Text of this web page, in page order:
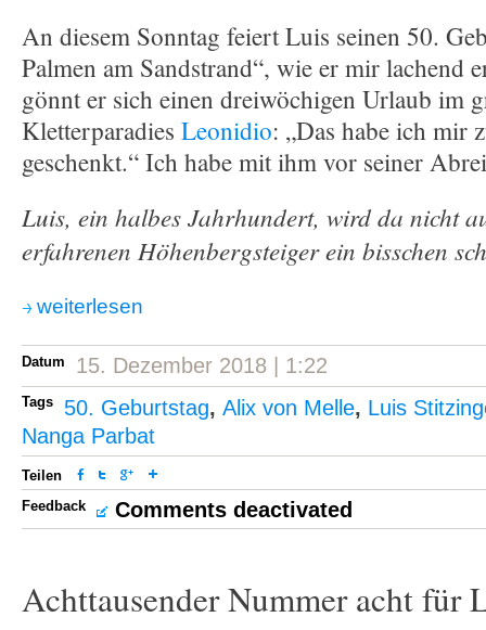
An diesem Sonntag feiert Luis seinen 50.
Palmen am Sandstrand“, wie er mir lachend
gönnt er sich einen dreiwöchigen Urlaub im
Kletterparadies Leonidio: „Das habe ich mir
geschenkt.“ Ich habe mit ihm vor seiner
Luis, ein halbes Jahrhundert, wird da nicht
erfahrenen Höhenbergsteiger ein bisschen
weiterlesen
Datum 15. Dezember 2018 | 1:22
Tags 50. Geburtstag, Alix von Melle, Luis
Nanga Parbat
Teilen
Feedback
Comments deactivated
Achttausender Nummer acht für